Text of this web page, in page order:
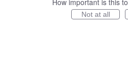
How important is this
Not at all